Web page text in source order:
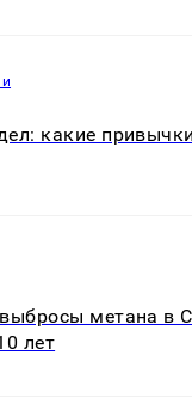
какие
метана в
лет